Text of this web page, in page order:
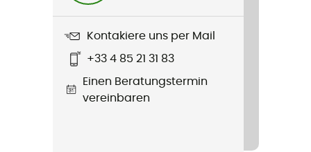
Glacier Down Jacket
Technologien
Kontakiere uns per Mail
+33 4 85 21 31 83
Einen Beratungstermin
vereinbaren